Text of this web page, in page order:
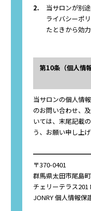
2.
当サロンが別
ライバシーポ
たときから効
第10条（個人情
当サロンの個人情
のお問い合わせ、
いては、末尾記載
う、お願い申し上げ
〒370-0401
群馬県太田市尾島
チェリーテラス
JONRY 個人情報保